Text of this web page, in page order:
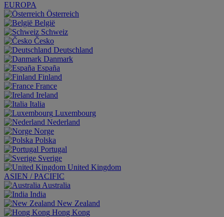
EUROPA
Österreich
België
Schweiz
Česko
Deutschland
Danmark
España
Finland
France
Ireland
Italia
Luxembourg
Nederland
Norge
Polska
Portugal
Sverige
United Kingdom
ASIEN / PACIFIC
Australia
India
New Zealand
Hong Kong